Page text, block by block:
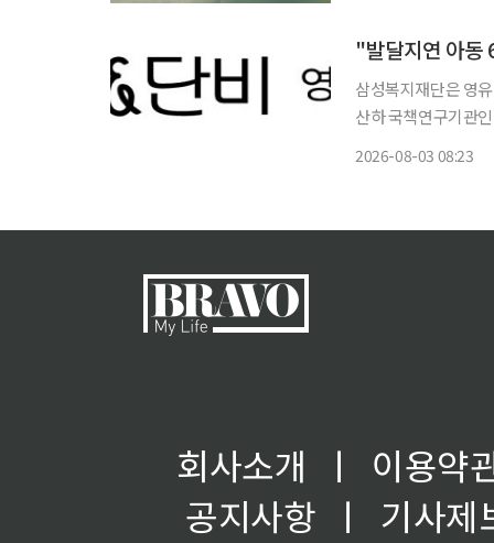
삼성복지재단은 영
산하 국책연구기관인
2026-08-03 08:23
회사소개 ㅣ
이용약
공지사항
ㅣ
기사제